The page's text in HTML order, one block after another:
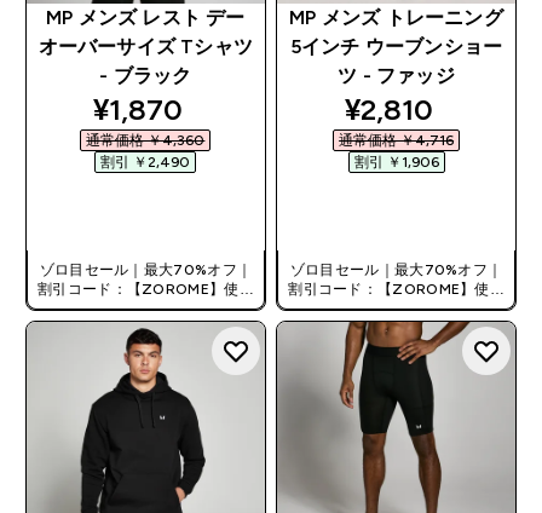
MP メンズ レスト デー
オーバーサイズ Tシャツ
- ブラック
discounted price
¥1,870‎
通常価格 ￥4,360‎
割引 ￥2,490‎
ゾロ目セール｜最大70%オフ｜
割引コード：【ZOROME】使用
で追加10%オフ！
MP メンズ トレーニング
5インチ ウーブンショー
ツ - ファッジ
discounted
¥2,810‎
通常価格 ￥4,716‎
割引 ￥1,906‎
ゾロ目セール｜最大70%オフ｜
割引コード：【ZOROME】使用
で追加10%オフ！